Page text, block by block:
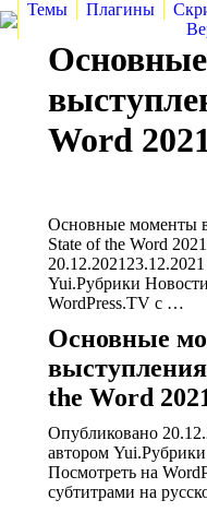
Темы Плагины
Word
Основные моменты
State of the Word
Yui.Рубрики
WordPress.TV с …
Основные
the Word
Опубликовано
автором Yui.Рубрики
Посмотреть на
субтитрами на